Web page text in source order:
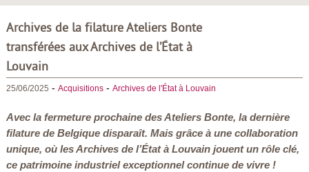
Archives de la filature Ateliers Bonte
transférées aux Archives de l’État à
Louvain
25/06/2025 - Acquisitions- Archives de l'État à Louvain
Avec la fermeture prochaine des Ateliers Bonte, la dernière
filature de Belgique disparaît. Mais grâce à une collaboration
unique, où les Archives de l’État à Louvain jouent un rôle clé,
ce patrimoine industriel exceptionnel continue de vivre !